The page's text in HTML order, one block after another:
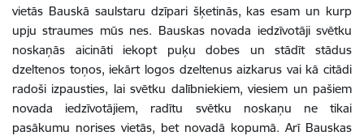
vietās Bauskā saulstaru dzīpari šķetinās, kas esam un kurp
upju straumes mūs nes. Bauskas novada iedzīvotāji svētku
noskaņās aicināti iekopt puķu dobes un stādīt stādus
dzeltenos toņos, iekārt logos dzeltenus aizkarus vai kā citādi
radoši izpausties, lai svētku dalībniekiem, viesiem un pašiem
novada iedzīvotājiem, radītu svētku noskaņu ne tikai
pasākumu norises vietās, bet novadā kopumā. Arī Bauskas